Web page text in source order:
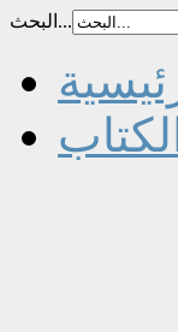
البحث...